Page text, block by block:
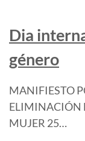
Dia
género
MANIFIESTO
ELIMINACIÓN
MUJER 25…